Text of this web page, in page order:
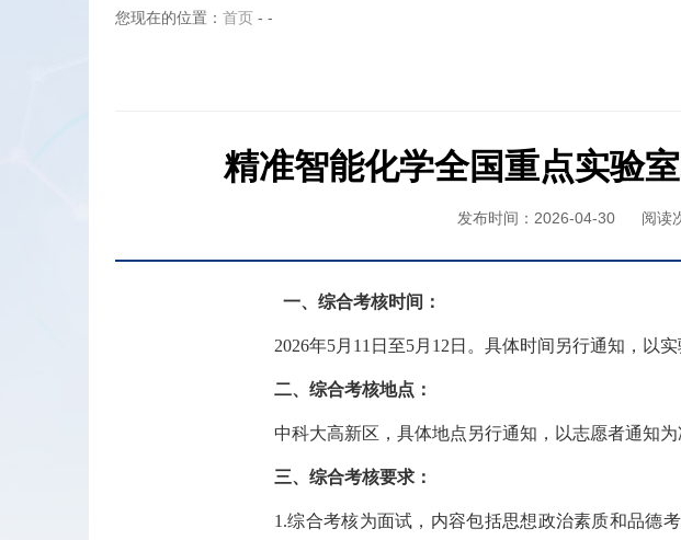
您现在的位置： 首页- -
精准智能化学全国重点实验
发布时间：2026-04-30 阅读
一、综合考核时间：
2026年5月 11 日至5月 12 日。具体时间另行通知，以
二、综合考核地点：
中科大高新区 ，具体地点另行通知，以志愿者通知为
三、综合考核要求：
1.综合考核为面试，内容包括思想政治素质和品德